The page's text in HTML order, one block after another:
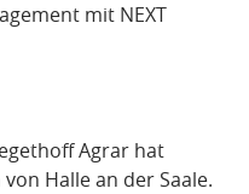
mit NEXT
Agrar hat
Halle an der Saale.